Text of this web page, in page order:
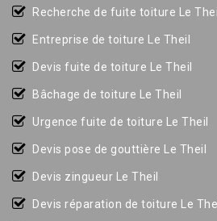
Recherche de fuite toiture Le Theil
Entreprise de toiture Le Theil
Devis fuite de toiture Le Theil
Bâchage de toiture Le Theil
Urgence fuite de toiture Le Theil
Devis pose de gouttière Le Theil
Devis zingueur Le Theil
Devis réparation de toiture Le